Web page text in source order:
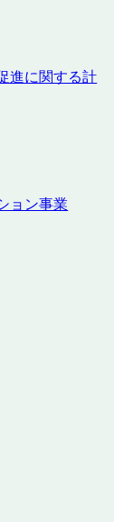
進に関する計
ョン事業